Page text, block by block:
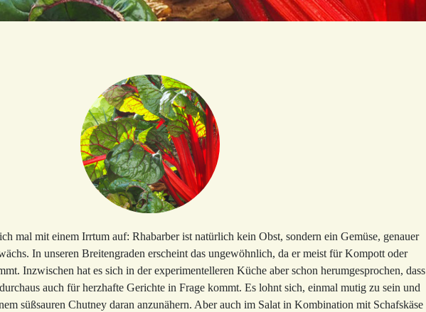
mal mit einem Irrtum auf: Rhabarber ist natürlich kein Obst, sondern ein Gemüse, genauer
In unseren Breitengraden erscheint das ungewöhnlich, da er meist für Kompott oder
Inzwischen hat es sich in der experimentelleren Küche aber schon herumgesprochen, dass
auch für herzhafte Gerichte in Frage kommt. Es lohnt sich, einmal mutig zu sein und
süßsauren Chutney daran anzunähern. Aber auch im Salat in Kombination mit Schafskäse